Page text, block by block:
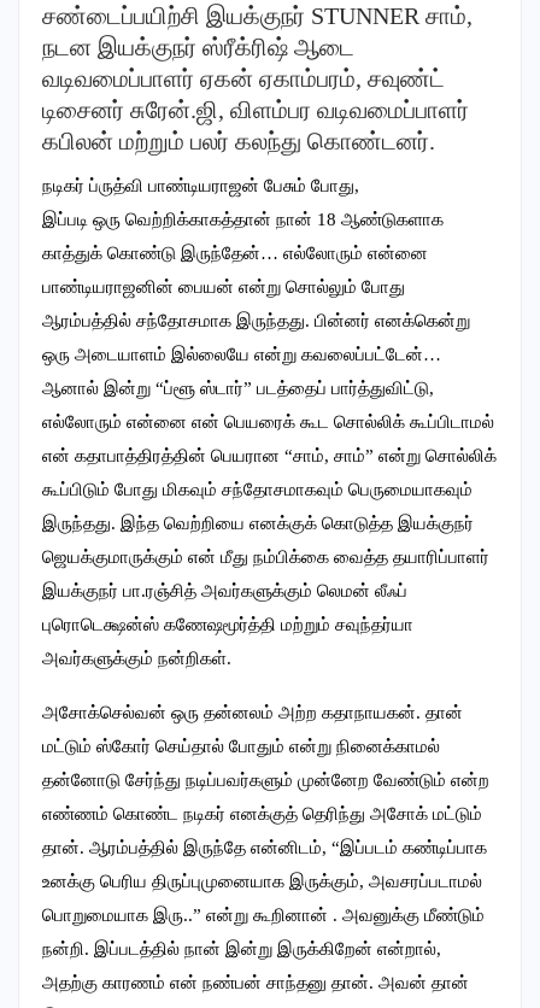
சண்டைப்பயிற்சி இயக்குநர் STUNNER சாம்,
நடன இயக்குநர் ஸ்ரீக்ரிஷ் ஆடை
வடிவமைப்பாளர் ஏகன் ஏகாம்பரம், சவுண்ட்
டிசைனர் சுரேன்.ஜி, விளம்பர வடிவமைப்பாளர்
கபிலன் மற்றும் பலர் கலந்து கொண்டனர்.
நடிகர் ப்ருத்வி பாண்டியராஜன் பேசும் போது,
இப்படி ஒரு வெற்றிக்காகத்தான் நான் 18 ஆண்டுகளாக
காத்துக் கொண்டு இருந்தேன்… எல்லோரும் என்னை
பாண்டியராஜனின் பையன் என்று சொல்லும் போது
ஆரம்பத்தில் சந்தோசமாக இருந்தது. பின்னர் எனக்கென்று
ஒரு அடையாளம் இல்லையே என்று கவலைப்பட்டேன்…
ஆனால் இன்று “ப்ளூ ஸ்டார்” படத்தைப் பார்த்துவிட்டு,
எல்லோரும் என்னை என் பெயரைக் கூட சொல்லிக் கூப்பிடாமல்
என் கதாபாத்திரத்தின் பெயரான “சாம், சாம்” என்று சொல்லிக்
கூப்பிடும் போது மிகவும் சந்தோசமாகவும் பெருமையாகவும்
இருந்தது. இந்த வெற்றியை எனக்குக் கொடுத்த இயக்குநர்
ஜெயக்குமாருக்கும் என் மீது நம்பிக்கை வைத்த தயாரிப்பாளர்
இயக்குநர் பா.ரஞ்சித் அவர்களுக்கும் லெமன் லீஃப்
புரொடெக்ஷன்ஸ் கணேஷமூர்த்தி மற்றும் சவுந்தர்யா
அவர்களுக்கும் நன்றிகள்.
அசோக்செல்வன் ஒரு தன்னலம் அற்ற கதாநாயகன். தான்
மட்டும் ஸ்கோர் செய்தால் போதும் என்று நினைக்காமல்
தன்னோடு சேர்ந்து நடிப்பவர்களும் முன்னேற வேண்டும் என்ற
எண்ணம் கொண்ட நடிகர் எனக்குத் தெரிந்து அசோக் மட்டும்
தான். ஆரம்பத்தில் இருந்தே என்னிடம், “இப்படம் கண்டிப்பாக
உனக்கு பெரிய திருப்புமுனையாக இருக்கும், அவசரப்படாமல்
பொறுமையாக இரு..” என்று கூறினான் . அவனுக்கு மீண்டும்
நன்றி. இப்படத்தில் நான் இன்று இருக்கிறேன் என்றால்,
அதற்கு காரணம் என் நண்பன் சாந்தனு தான். அவன் தான்